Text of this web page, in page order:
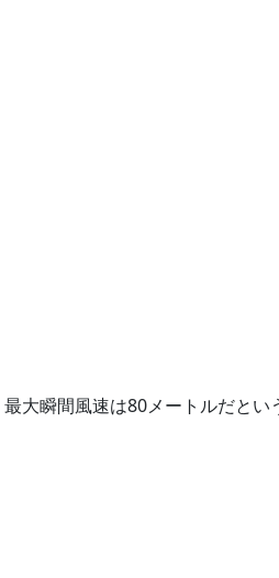
大瞬間風速は80メートルだと